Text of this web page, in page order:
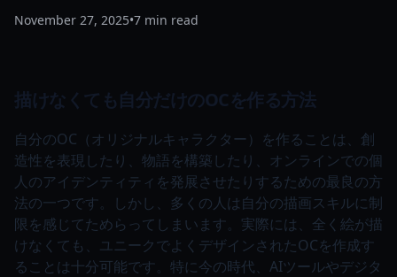
November 27, 2025•7 min read
描けなくても自分だけのOCを作る方法
自分のOC（オリジナルキャラクター）を作ることは、創
造性を表現したり、物語を構築したり、オンラインでの個
人のアイデンティティを発展させたりするための最良の方
法の一つです。しかし、多くの人は自分の描画スキルに制
限を感じてためらってしまいます。実際には、全く絵が描
けなくても、ユニークでよくデザインされたOCを作成す
ることは十分可能です。特に今の時代、AIツールやデジタ